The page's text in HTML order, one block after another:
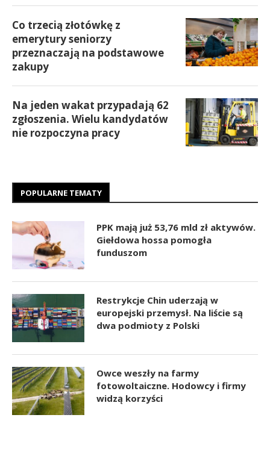
Co trzecią złotówkę z
emerytury seniorzy
przeznaczają na podstawowe
zakupy
Na jeden wakat przypadają 62
zgłoszenia. Wielu kandydatów
nie rozpoczyna pracy
POPULARNE TEMATY
PPK mają już 53,76 mld zł aktywów.
Giełdowa hossa pomogła
funduszom
Restrykcje Chin uderzają w
europejski przemysł. Na liście są
dwa podmioty z Polski
Owce weszły na farmy
fotowoltaiczne. Hodowcy i firmy
widzą korzyści